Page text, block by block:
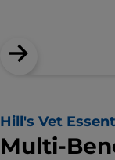
Hill's Vet
Multi-